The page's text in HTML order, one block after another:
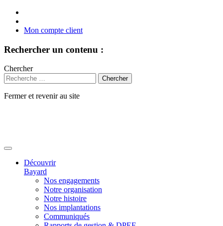
Mon compte client
Rechercher un contenu :
Chercher
Fermer et revenir au site
Découvrir
Bayard
Nos engagements
Notre organisation
Notre histoire
Nos implantations
Communiqués